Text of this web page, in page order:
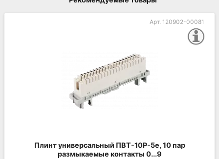
Арт. 120902-00081
Плинт универсальный ПВТ-10Р-5е, 10 пар
размыкаемые контакты 0...9